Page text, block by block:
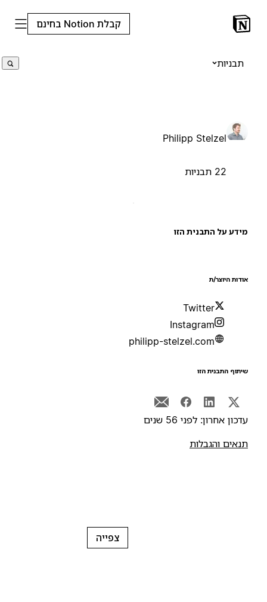
קבלת Notion בחינם
תבניות
Philipp Stelzel
על התבנית הזו
היוצר/ת
Twitter
Instagram
philipp-stelzel.com
התבנית הזו
אחרון: לפני 56 שנים
והגבלות
צפייה